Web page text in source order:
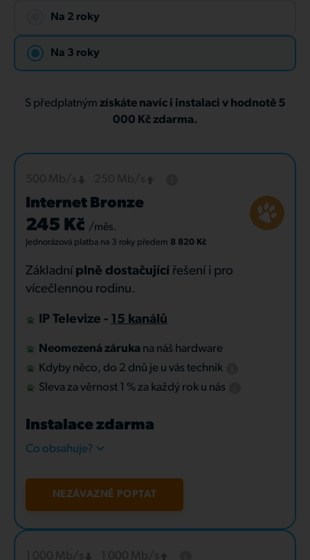
Na 2 roky
Na 3 roky
S předplatným získáte navíc i instalaci v hodnotě 5
000 Kč zdarma.
Internet Bronze
245 Kč /měs.
Jednorázová platba na 3 roky předem 8 820 Kč
Základní plně dostačující řešení i pro
vícečlennou rodinu.
IP Televize - 15 kanálů
Neomezená záruka na náš hardware
Kdyby něco, do 2 dnů je u vás technik
Sleva za věrnost 1 % za každý rok u nás
Instalace zdarma
Co obsahuje?
NEZÁVAZNĚ POPTAT